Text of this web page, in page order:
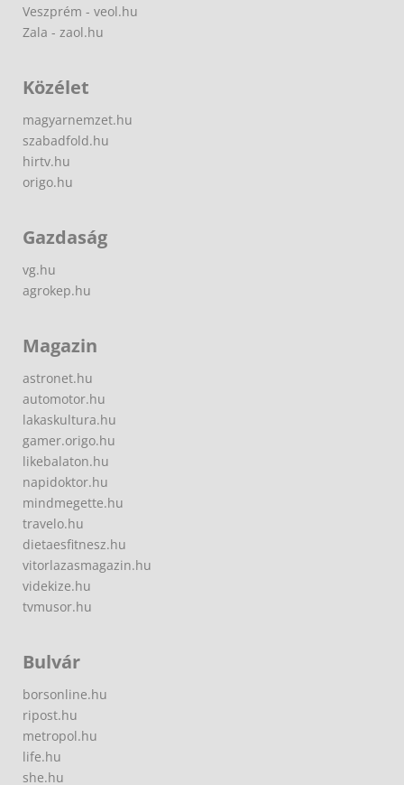
Veszprém - veol.hu
Zala - zaol.hu
Közélet
magyarnemzet.hu
szabadfold.hu
hirtv.hu
origo.hu
Gazdaság
vg.hu
agrokep.hu
Magazin
astronet.hu
automotor.hu
lakaskultura.hu
gamer.origo.hu
likebalaton.hu
napidoktor.hu
mindmegette.hu
travelo.hu
dietaesfitnesz.hu
vitorlazasmagazin.hu
videkize.hu
tvmusor.hu
Bulvár
borsonline.hu
ripost.hu
metropol.hu
life.hu
she.hu